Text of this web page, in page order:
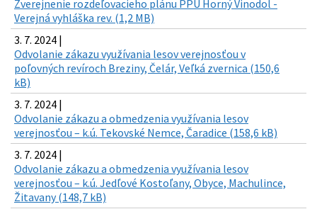
Zverejnenie rozdeľovacieho plánu PPÚ Horný Vinodol -
Verejná vyhláška rev. (1,2 MB)
3. 7. 2024 |
Odvolanie zákazu využívania lesov verejnosťou v
poľovných revíroch Breziny, Čelár, Veľká zvernica (150,6
kB)
3. 7. 2024 |
Odvolanie zákazu a obmedzenia využívania lesov
verejnosťou – k.ú. Tekovské Nemce, Čaradice (158,6 kB)
3. 7. 2024 |
Odvolanie zákazu a obmedzenia využívania lesov
verejnosťou – k.ú. Jedľové Kostoľany, Obyce, Machulince,
Žitavany (148,7 kB)